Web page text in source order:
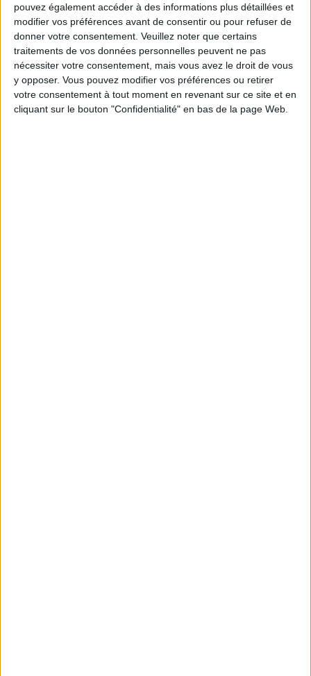
pouvez également accéder à des informations plus détaillées et
modifier vos préférences avant de consentir ou pour refuser de
donner votre consentement. Veuillez noter que certains
traitements de vos données personnelles peuvent ne pas
nécessiter votre consentement, mais vous avez le droit de vous
y opposer. Vous pouvez modifier vos préférences ou retirer
votre consentement à tout moment en revenant sur ce site et en
cliquant sur le bouton "Confidentialité" en bas de la page Web.
LES SOINS À BOOKER POUR DES CHEVEUX DE RÊVE